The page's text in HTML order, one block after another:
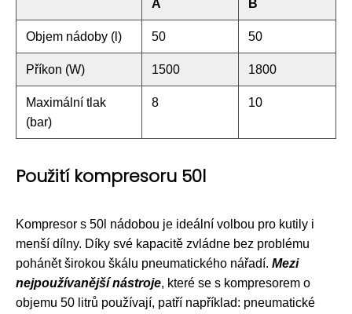
A
B
Objem nádoby (l) 50 50
Příkon (W) 1500 1800
Maximální tlak
(bar)
8 10
Použití kompresoru 50l
Kompresor s 50l nádobou je ideální volbou pro kutily i
menší dílny. Díky své kapacitě zvládne bez problému
pohánět širokou škálu pneumatického nářadí. Mezi
nejpoužívanější nástroje, které se s kompresorem o
objemu 50 litrů používají, patří například: pneumatické